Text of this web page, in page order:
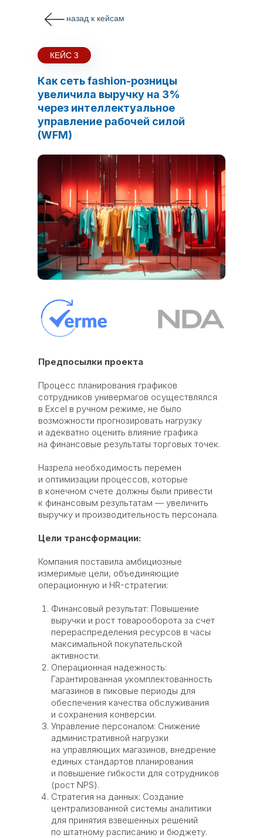
назад к кейсам
Как сеть fashion-розницы
увеличила выручку на 3%
через интеллектуальное
управление рабочей силой
(WFM)
Предпосылки проекта
Процесс планирования графиков
сотрудников универмагов осуществлялся
в Excel в ручном режиме, не было
возможности прогнозировать нагрузку
и адекватно оценить влияние графика
на финансовые результаты торговых точек.
Назрела необходимость перемен
и оптимизации процессов, которые
в конечном счете должны были привести
к финансовым результатам — увеличить
выручку и производительность персонала.
Цели трансформации:
Компания поставила амбициозные
измеримые цели, объединяющие
операционную и HR-стратегии:
Финансовый результат: Повышение
выручки и рост товарооборота за счет
перераспределения ресурсов в часы
максимальной покупательской
активности.
Операционная надежность:
Гарантированная укомплектованность
магазинов в пиковые периоды для
обеспечения качества обслуживания
и сохранения конверсии.
Управление персоналом: Снижение
административной нагрузки
на управляющих магазинов, внедрение
единых стандартов планирования
и повышение гибкости для сотрудников
(рост NPS).
Стратегия на данных: Создание
централизованной системы аналитики
для принятия взвешенных решений
по штатному расписанию и бюджету.
КЕЙС 3